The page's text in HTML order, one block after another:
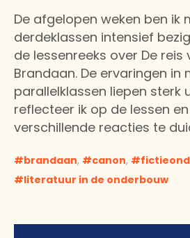
De afgelopen weken ben ik
derdeklassen intensief
de lessenreeks over De reis
Brandaan. De ervaringen in
parallelklassen liepen sterk
reflecteer ik op de lessen
verschillende reacties te
brandaan, canon,
literatuur in de onderbouw